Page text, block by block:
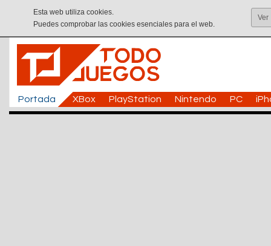
Esta web utiliza cookies.
Puedes comprobar las cookies esenciales para el web.
Ver
Portada XBox PlayStation Nintendo PC